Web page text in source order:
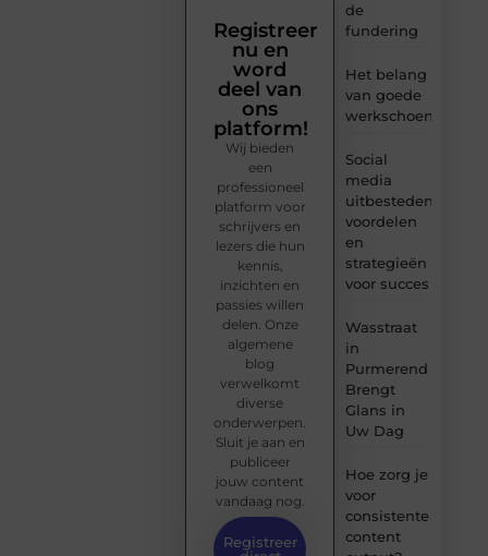
de
fundering
Het belang
van goede
werkschoenen
Social
media
uitbesteden:
voordelen
en
strategieën
voor succes
Wasstraat
in
Purmerend
Brengt
Glans in
Uw Dag
Hoe zorg je
voor
consistente
content
Registreer
nu en
word
deel van
ons
platform!
Wij bieden
een
professioneel
platform voor
schrijvers en
lezers die hun
kennis,
inzichten en
passies willen
delen. Onze
algemene
blog
verwelkomt
diverse
onderwerpen.
Sluit je aan en
publiceer
jouw content
vandaag nog.
Registreer